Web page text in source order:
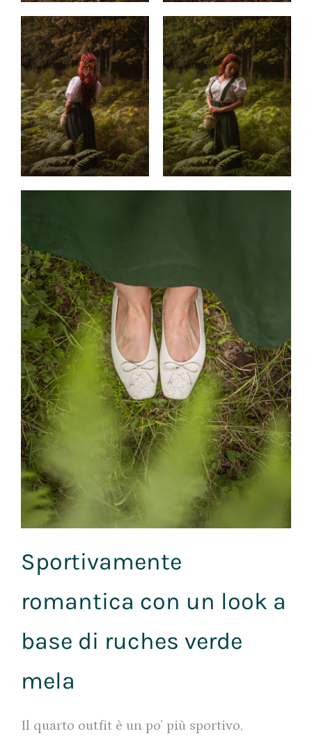
Sportivamente
romantica con un look a
base di ruches verde
mela
Il quarto outfit è un po’ più sportivo,